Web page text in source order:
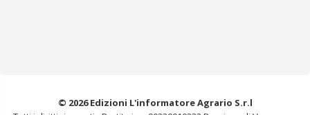
© 2026 Edizioni L'informatore Agrario S.r.l